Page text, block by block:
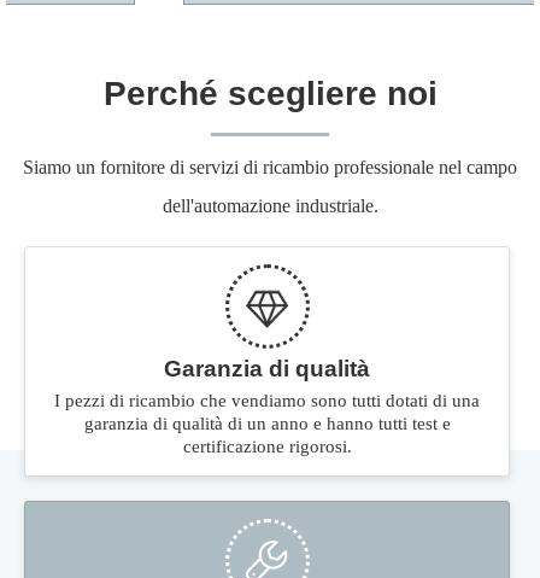
Perché scegliere noi
Siamo un fornitore di servizi di ricambio professionale nel campo
dell'automazione industriale.
Garanzia di qualità
I pezzi di ricambio che vendiamo sono tutti dotati di una
garanzia di qualità di un anno e hanno tutti test e
certificazione rigorosi.